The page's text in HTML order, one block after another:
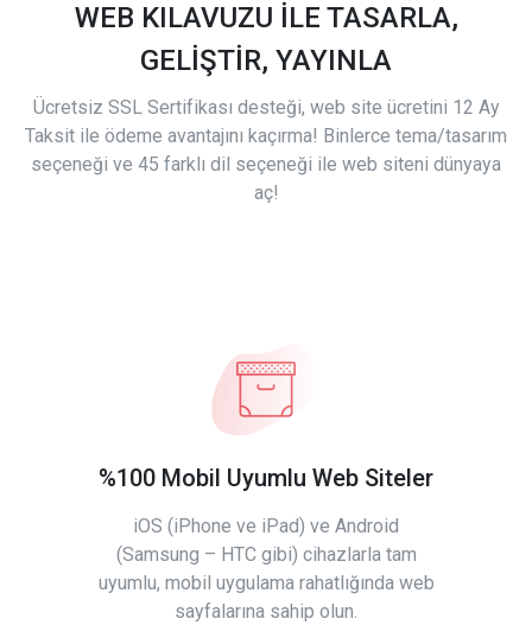
WEB KILAVUZU İLE TASARLA,
GELİŞTİR, YAYINLA
Ücretsiz SSL Sertifikası desteği, web site ücretini 12 Ay
Taksit ile ödeme avantajını kaçırma! Binlerce tema/tasarım
seçeneği ve 45 farklı dil seçeneği ile web siteni dünyaya
aç!
%100 Mobil Uyumlu Web Siteler
iOS (iPhone ve iPad) ve Android
(Samsung – HTC gibi) cihazlarla tam
uyumlu, mobil uygulama rahatlığında web
sayfalarına sahip olun.